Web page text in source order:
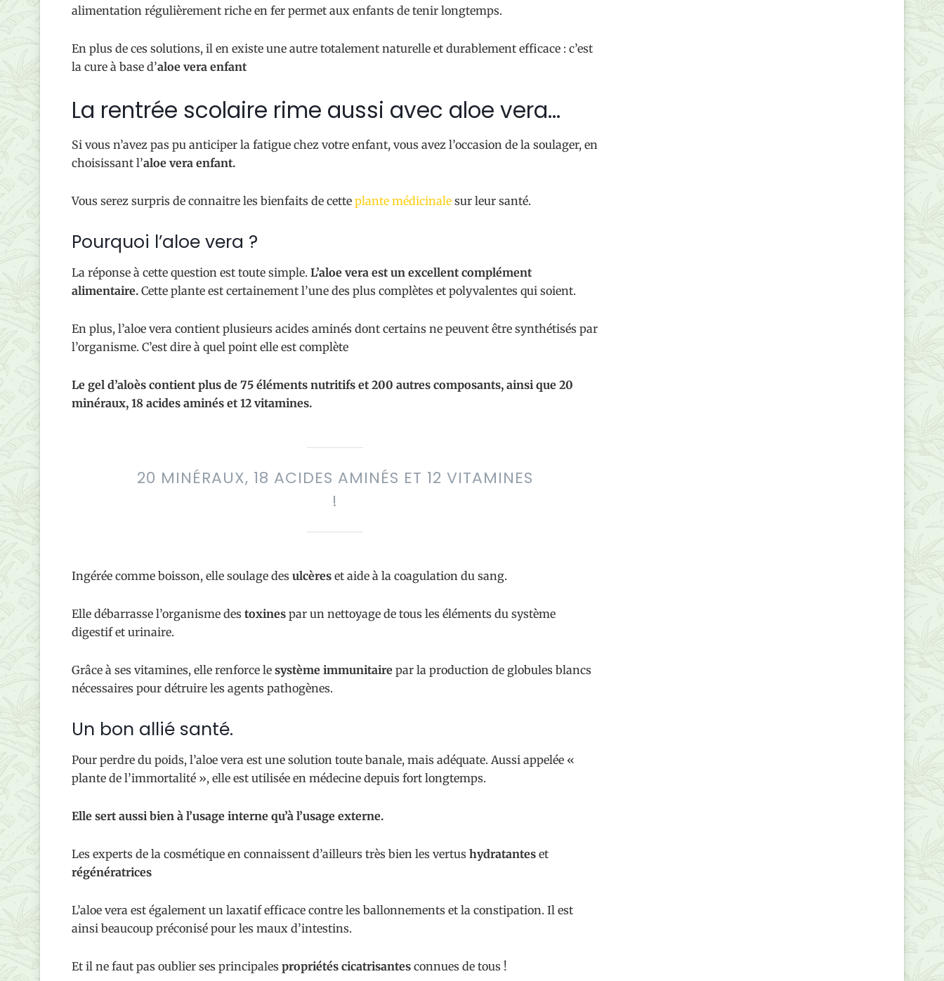
alimentation régulièrement riche en fer permet aux enfants de tenir longtemps.
En plus de ces solutions, il en existe une autre totalement naturelle et durablement efficace : c’est
la cure à base d’aloe vera enfant
La rentrée scolaire rime aussi avec aloe vera…
Si vous n’avez pas pu anticiper la fatigue chez votre enfant, vous avez l’occasion de la soulager, en
choisissant l’aloe vera enfant.
Vous serez surpris de connaitre les bienfaits de cette plante médicinale sur leur santé.
Pourquoi l’aloe vera ?
La réponse à cette question est toute simple. L’aloe vera est un excellent complément
alimentaire. Cette plante est certainement l’une des plus complètes et polyvalentes qui soient.
En plus, l’aloe vera contient plusieurs acides aminés dont certains ne peuvent être synthétisés par
l’organisme. C’est dire à quel point elle est complète
Le gel d’aloès contient plus de 75 éléments nutritifs et 200 autres composants, ainsi que 20
minéraux, 18 acides aminés et 12 vitamines.
20 MINÉRAUX, 18 ACIDES AMINÉS ET 12 VITAMINES
!
Ingérée comme boisson, elle soulage des ulcères et aide à la coagulation du sang.
Elle débarrasse l’organisme des toxines par un nettoyage de tous les éléments du système
digestif et urinaire.
Grâce à ses vitamines, elle renforce le système immunitaire par la production de globules blancs
nécessaires pour détruire les agents pathogènes.
Un bon allié santé.
Pour perdre du poids, l’aloe vera est une solution toute banale, mais adéquate. Aussi appelée «
plante de l’immortalité », elle est utilisée en médecine depuis fort longtemps.
Elle sert aussi bien à l’usage interne qu’à l’usage externe.
Les experts de la cosmétique en connaissent d’ailleurs très bien les vertus hydratantes et
régénératrices
L’aloe vera est également un laxatif efficace contre les ballonnements et la constipation. Il est
ainsi beaucoup préconisé pour les maux d’intestins.
Et il ne faut pas oublier ses principales propriétés cicatrisantes connues de tous !